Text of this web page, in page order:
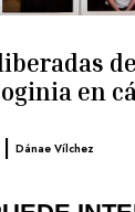
en
| Dánae Vílchez